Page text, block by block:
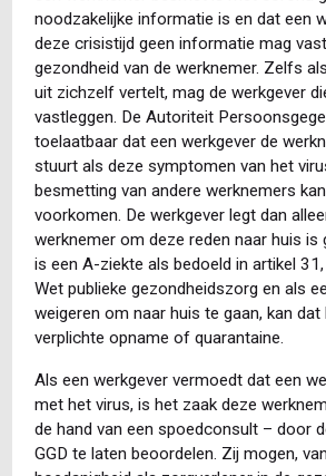
noodzakelijke informatie is en dat een
deze crisistijd geen informatie mag
gezondheid van de werknemer. Zelfs
uit zichzelf vertelt, mag de werkgever
vastleggen. De Autoriteit
toelaatbaar dat een werkgever de
stuurt als deze symptomen van het
besmetting van andere werknemers
voorkomen. De werkgever legt dan
werknemer om deze reden naar huis is
is een A-ziekte als bedoeld in artikel
Wet publieke gezondheidszorg en als
weigeren om naar huis te gaan, kan dat
verplichte opname of quarantaine.
Als een werkgever vermoedt dat een
met het virus, is het zaak deze
de hand van een spoedconsult – door
GGD te laten beoordelen. Zij mogen,